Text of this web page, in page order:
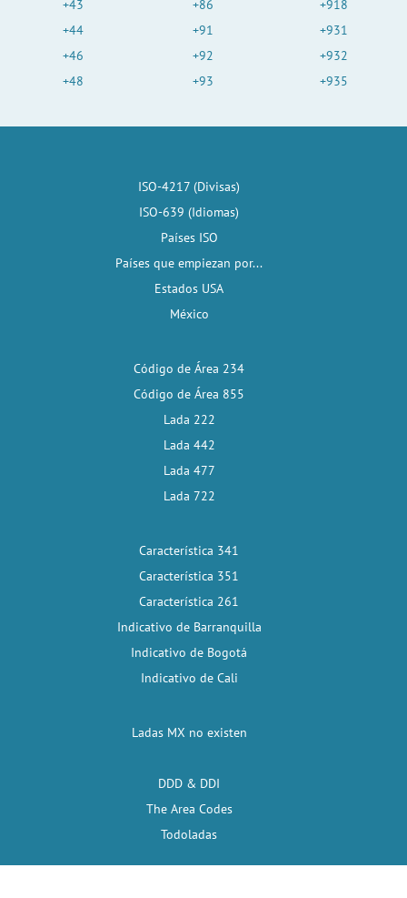
+43
+44
+46
+48
+86
+91
+92
+93
+918
+931
+932
+935
ISO-4217 (Divisas)
ISO-639 (Idiomas)
Países ISO
Países que empiezan por...
Estados USA
México
Código de Área 234
Código de Área 855
Lada 222
Lada 442
Lada 477
Lada 722
Característica 341
Característica 351
Característica 261
Indicativo de Barranquilla
Indicativo de Bogotá
Indicativo de Cali
Ladas MX no existen
DDD & DDI
The Area Codes
Todoladas